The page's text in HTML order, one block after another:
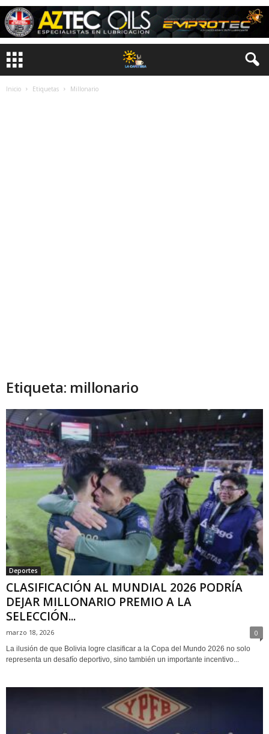
Inicio Etiquetas Millonario
Etiqueta: millonario
Deportes
CLASIFICACIÓN AL MUNDIAL 2026 PODRÍA
DEJAR MILLONARIO PREMIO A LA
SELECCIÓN...
marzo 18, 2026 0
La ilusión de que Bolivia logre clasificar a la Copa del Mundo 2026 no solo
representa un desafío deportivo, sino también un importante incentivo...